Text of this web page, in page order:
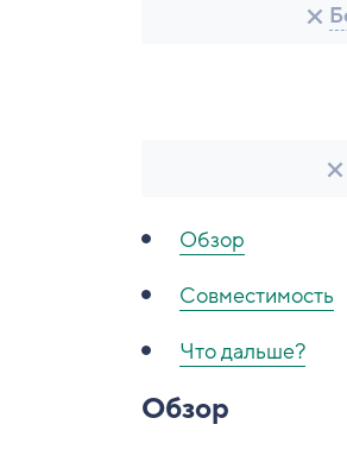
Обзор
Совместимость
Что дальше?
Обзор